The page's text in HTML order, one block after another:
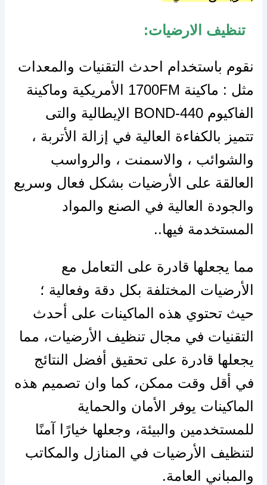
تنظيف الارضيات:
نقوم باستخدام احدث التقنيات والمعدات
مثل : ماكينة 1700FM الأمريكية وماكينة
الفاكيوم BOND-440 الإيطالية والتى
تتميز بالكفاءة العالية في إزالة الأتربة ،
والشوائب ، والاسمنت ، والرواسب
العالقة على الأرضيات بشكل فعال وسريع
والجودة العالية في الصنع والمواد
المستخدمة فيها..
مما يجعلها قادرة على التعامل مع
الأرضيات المختلفة بكل دقة وفعالية ؛
حيث تحتوي هذه الماكينات على أحدث
التقنيات في مجال تنظيف الأرضيات، مما
يجعلها قادرة على تحقيق أفضل النتائج
في أقل وقت ممكن، كما وان تصميم هذه
الماكينات يوفر الأمان والحماية
للمستخدمين والبيئة، وجعلها خيارًا آمنًا
لتنظيف الأرضيات في المنازل والمكاتب
والمباني العامة.